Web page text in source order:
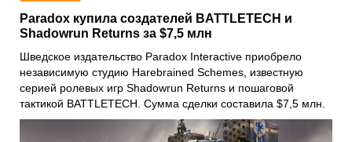
Paradox купила создателей BATTLETECH и
Shadowrun Returns за $7,5 млн
Шведское издательство Paradox Interactive приобрело
независимую студию Harebrained Schemes, известную
серией ролевых игр Shadowrun Returns и пошаговой
тактикой BATTLETECH. Сумма сделки составила $7,5 млн.